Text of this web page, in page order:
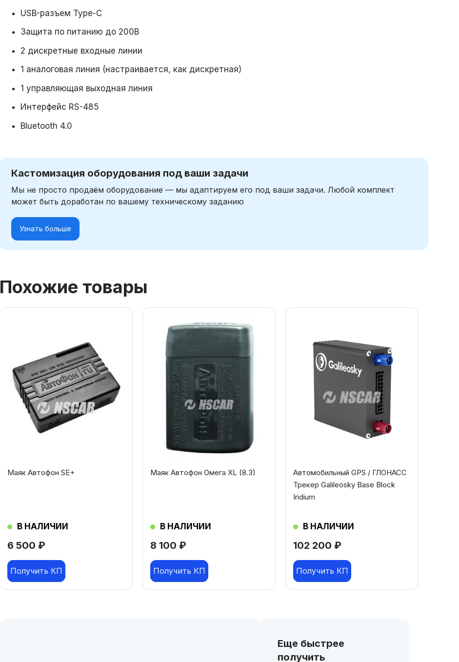
USB-разъем Type-C
Защита по питанию до 200В
2 дискретные входные линии
1 аналоговая линия (настраивается, как дискретная)
1 управляющая выходная линия
Интерфейс RS-485
Bluetooth 4.0
Кастомизация оборудования под ваши задачи
Мы не просто продаём оборудование — мы адаптируем его под ваши задачи. Любой комплект
может быть доработан по вашему техническому заданию
Узнать больше
Похожие товары
6 500 ₽
Маяк Автофон SE+
В НАЛИЧИИ
Получить КП
8 100 ₽
Маяк Автофон Омега XL (8.3)
В НАЛИЧИИ
Получить КП
102 200 ₽
Автомобильный GPS / ГЛОНАСС
Трекер Galileosky Base Block
Iridium
В НАЛИЧИИ
Получить КП
Еще быстрее
получить